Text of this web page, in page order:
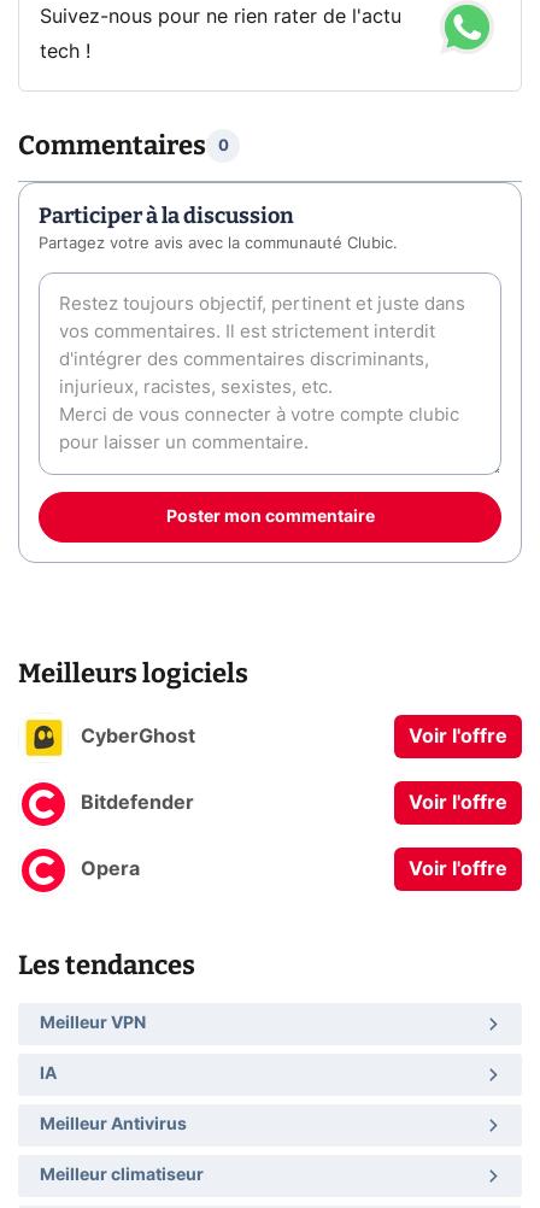
Suivez-nous pour ne rien rater de l'actu
tech !
Commentaires 0
Participer à la discussion
Partagez votre avis avec la communauté Clubic.
Poster mon commentaire
Meilleurs logiciels
CyberGhost Voir l'offre
Bitdefender Voir l'offre
Opera Voir l'offre
Les tendances
Meilleur VPN
IA
Meilleur Antivirus
Meilleur climatiseur